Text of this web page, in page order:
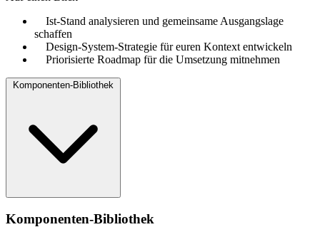
Ist-Stand analysieren und gemeinsame Ausgangslage
schaffen
Design-System-Strategie für euren Kontext entwickeln
Priorisierte Roadmap für die Umsetzung mitnehmen
Komponenten-Bibliothek
Komponenten-Bibliothek